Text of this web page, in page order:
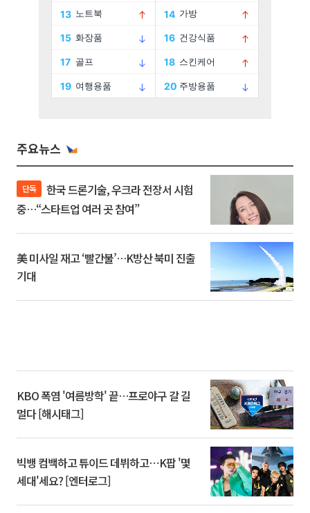
주요뉴스
단독
중…“스타트업 여러 곳 참여”
美 미사일 재고 ‘빨간불’…K방산 북미 진출
기대
KBO 폭염 '여름방학' 끝…프로야구 갈 길
멀다 [해시태그]
빅뱅 컴백하고 튜이드 데뷔하고⋯K팝 '몇
세대'세요? [엔터로그]